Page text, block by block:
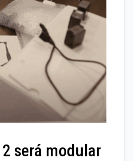
será modular